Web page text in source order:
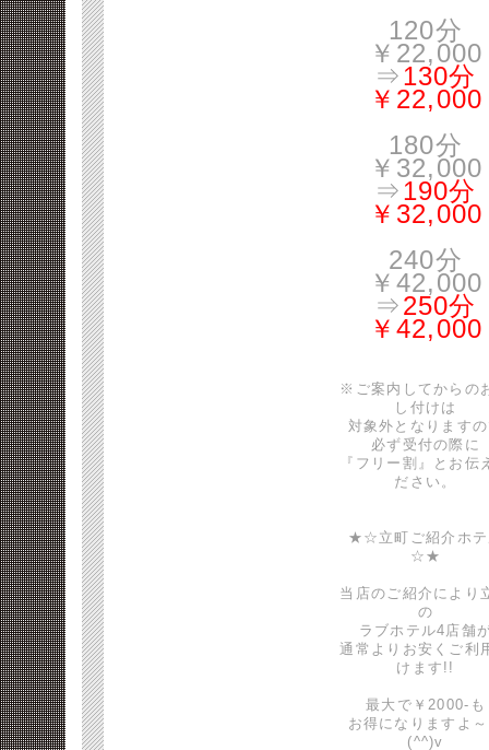
120分
￥22,000
⇒130分
￥22,000
180分
￥32,000
⇒190分
￥32,000
240分
￥42,000
⇒250分
￥42,000
※ご案内してからの
し付けは
対象外となります
必ず受付の際に
『フリー割』とお伝
ださい。
★☆立町ご紹介ホ
☆★
当店のご紹介により
の
ラブホテル4店舗
通常よりお安くご利
けます!!
最大で￥2000-も
お得になりますよ
(^^)v